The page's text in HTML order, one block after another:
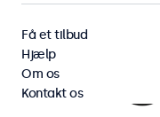
Få et tilbud
Hjælp
Om os
Kontakt os